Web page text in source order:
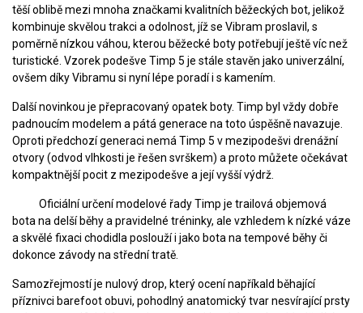
těší oblibě mezi mnoha značkami kvalitních běžeckých bot, jelikož
kombinuje skvělou trakci a odolnost, jíž se Vibram proslavil, s
poměrně nízkou váhou, kterou běžecké boty potřebují ještě víc než
turistické. Vzorek podešve Timp 5 je stále stavěn jako univerzální,
ovšem díky Vibramu si nyní lépe poradí i s kamením.
Další novinkou je přepracovaný opatek boty. Timp byl vždy dobře
padnoucím modelem a pátá generace na toto úspěšně navazuje.
Oproti předchozí generaci nemá Timp 5 v mezipodešvi drenážní
otvory (odvod vlhkosti je řešen svrškem) a proto můžete očekávat
kompaktnější pocit z mezipodešve a její vyšší výdrž.
Oficiální určení modelové řady Timp je trailová objemová
bota na delší běhy a pravidelné tréninky, ale vzhledem k nízké váze
a skvělé fixaci chodidla poslouží i jako bota na tempové běhy či
dokonce závody na střední tratě.
Samozřejmostí je nulový drop, který ocení napříkald běhající
příznivci barefoot obuvi, pohodlný anatomický tvar nesvírající prsty